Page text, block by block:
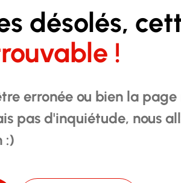
désolés,
!
erronée ou bien la page
pas d'inquiétude, nous
:)